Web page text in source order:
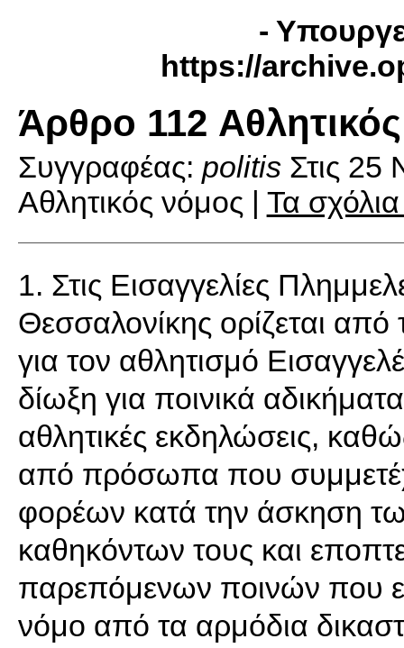
-
https://
Άρθρο 112
Συγγραφέας: politisΣτις 25
Αθλητικός νόμος | Τα
1. Στις Εισαγγελίες
Θεσσαλονίκης ορίζεται
για τον αθλητισμό
δίωξη για ποινικά
αθλητικές εκδηλώσεις,
από πρόσωπα που
φορέων κατά την άσκηση
καθηκόντων τους και
παρεπόμενων ποινών που
νόμο από τα αρμόδια